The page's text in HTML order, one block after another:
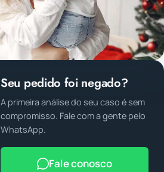
Seu pedido foi negado?
A primeira análise do seu caso é sem
compromisso. Fale com a gente pelo
WhatsApp.
Fale conosco